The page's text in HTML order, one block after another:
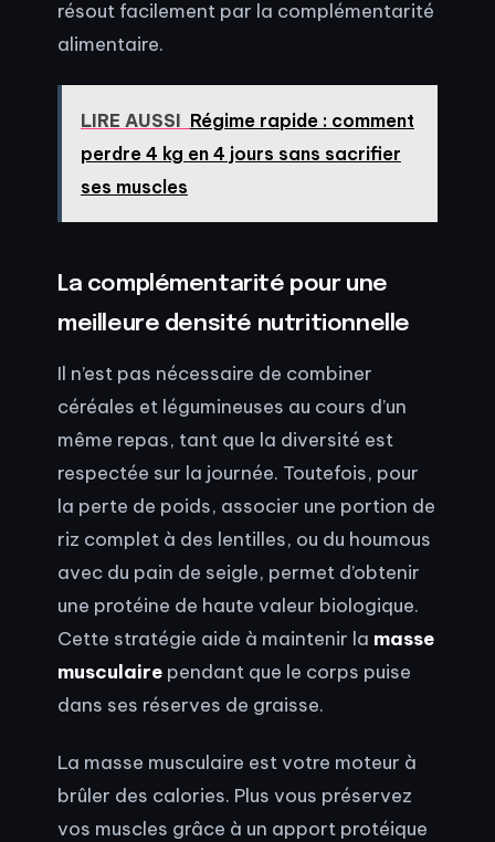
résout facilement par la complémentarité
alimentaire.
LIRE AUSSI Régime rapide : comment
perdre 4 kg en 4 jours sans sacrifier
ses muscles
La complémentarité pour une
meilleure densité nutritionnelle
Il n’est pas nécessaire de combiner
céréales et légumineuses au cours d’un
même repas, tant que la diversité est
respectée sur la journée. Toutefois, pour
la perte de poids, associer une portion de
riz complet à des lentilles, ou du houmous
avec du pain de seigle, permet d’obtenir
une protéine de haute valeur biologique.
Cette stratégie aide à maintenir la masse
musculaire pendant que le corps puise
dans ses réserves de graisse.
La masse musculaire est votre moteur à
brûler des calories. Plus vous préservez
vos muscles grâce à un apport protéique